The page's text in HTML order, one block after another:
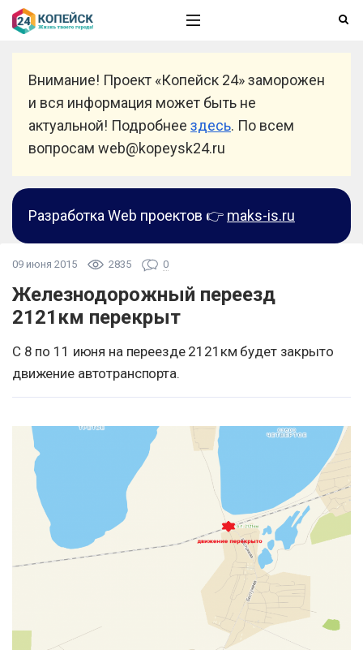
Внимание! Проект «Копейск 24» заморожен
и вся информация может быть не
актуальной! Подробнее здесь. По всем
вопросам web@kopeysk24.ru
Разработка Web проектов 👉 maks-is.ru
09 июня 2015 2835 0
Железнодорожный переезд
2121км перекрыт
С 8 по 11 июня на переезде 2121км будет закрыто
движение автотранспорта.